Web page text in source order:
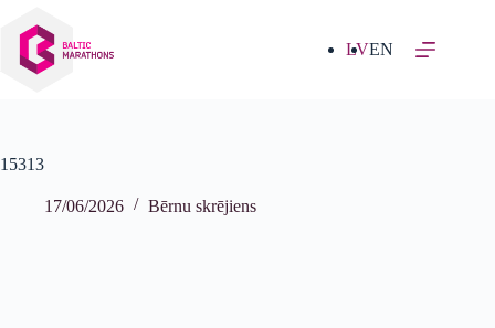
saturu
LVEN
15313
17/06/2026 Bērnu skrējiens